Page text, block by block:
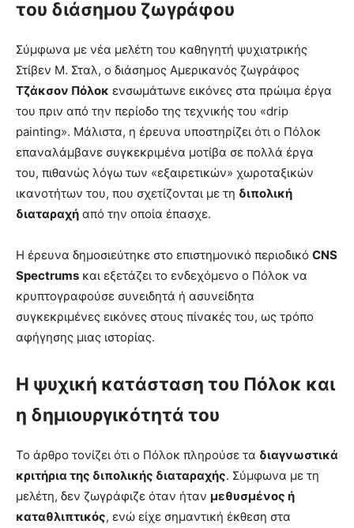
του διάσημου ζωγράφου
Σύμφωνα με νέα μελέτη του καθηγητή ψυχιατρικής
Στίβεν Μ. Σταλ, ο διάσημος Αμερικανός ζωγράφος
Τζάκσον Πόλοκ ενσωμάτωνε εικόνες στα πρώιμα έργα
του πριν από την περίοδο της τεχνικής του «drip
painting». Μάλιστα, η έρευνα υποστηρίζει ότι ο Πόλοκ
επαναλάμβανε συγκεκριμένα μοτίβα σε πολλά έργα
του, πιθανώς λόγω των «εξαιρετικών» χωροταξικών
ικανοτήτων του, που σχετίζονται με τη διπολική
διαταραχή από την οποία έπασχε.
Η έρευνα δημοσιεύτηκε στο επιστημονικό περιοδικό CNS
Spectrums και εξετάζει το ενδεχόμενο ο Πόλοκ να
κρυπτογραφούσε συνειδητά ή ασυνείδητα
συγκεκριμένες εικόνες στους πίνακές του, ως τρόπο
αφήγησης μιας ιστορίας.
Η ψυχική κατάσταση του Πόλοκ και
η δημιουργικότητά του
Το άρθρο τονίζει ότι ο Πόλοκ πληρούσε τα διαγνωστικά
κριτήρια της διπολικής διαταραχής. Σύμφωνα με τη
μελέτη, δεν ζωγράφιζε όταν ήταν μεθυσμένος ή
καταθλιπτικός, ενώ είχε σημαντική έκθεση στα